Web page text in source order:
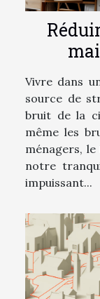
Vivre dans
source de
bruit de la
même les
ménagers,
notre
impuissant...